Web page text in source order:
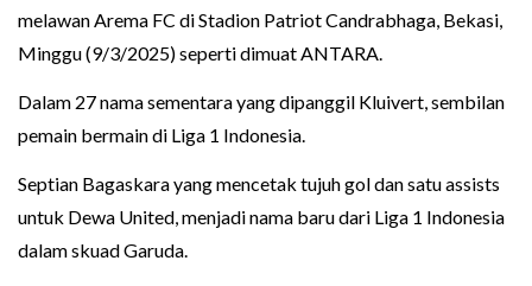
melawan Arema FC di Stadion Patriot Candrabhaga, Bekasi,
Minggu (9/3/2025) seperti dimuat ANTARA.
Dalam 27 nama sementara yang dipanggil Kluivert, sembilan
pemain bermain di Liga 1 Indonesia.
Septian Bagaskara yang mencetak tujuh gol dan satu assists
untuk Dewa United, menjadi nama baru dari Liga 1 Indonesia
dalam skuad Garuda.